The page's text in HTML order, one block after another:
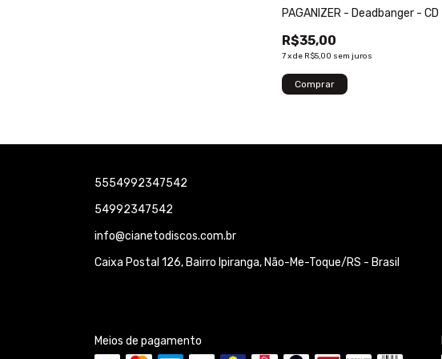
PAGANIZER - Deadbanger - CD
R$35,00
7xde R$5,00 sem juros
5554992347542
54992347542
info@cianetodiscos.com.br
Caixa Postal 126, Bairro Ipiranga, Não-Me-Toque/RS - Brasil
Meios de pagamento